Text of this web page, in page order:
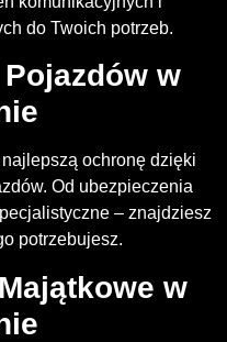
do Twoich potrzeb.
w
ochronę dzięki
Od ubezpieczenia
– znajdziesz
potrzebujesz.
w